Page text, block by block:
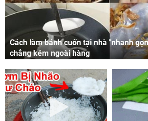
Cách làm bánh cuốn tại nhà "nhanh
chẳng kém ngoài hàng